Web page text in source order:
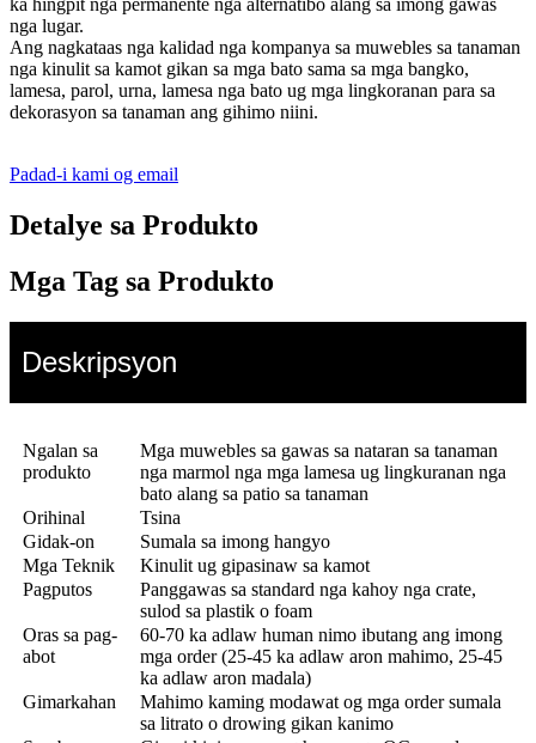
ka hingpit nga permanente nga alternatibo alang sa imong gawas
nga lugar.
Ang nagkataas nga kalidad nga kompanya sa muwebles sa tanaman
nga kinulit sa kamot gikan sa mga bato sama sa mga bangko,
lamesa, parol, urna, lamesa nga bato ug mga lingkoranan para sa
dekorasyon sa tanaman ang gihimo niini.
Padad-i kami og email
Detalye sa Produkto
Mga Tag sa Produkto
Deskripsyon
Ngalan sa
produkto
Mga muwebles sa gawas sa nataran sa tanaman
nga marmol nga mga lamesa ug lingkuranan nga
bato alang sa patio sa tanaman
Orihinal
Tsina
Gidak-on
Sumala sa imong hangyo
Mga Teknik
Kinulit ug gipasinaw sa kamot
Pagputos
Panggawas sa standard nga kahoy nga crate,
sulod sa plastik o foam
Oras sa pag-
abot
60-70 ka adlaw human nimo ibutang ang imong
mga order (25-45 ka adlaw aron mahimo, 25-45
ka adlaw aron madala)
Gimarkahan
Mahimo kaming modawat og mga order sumala
sa litrato o drowing gikan kanimo